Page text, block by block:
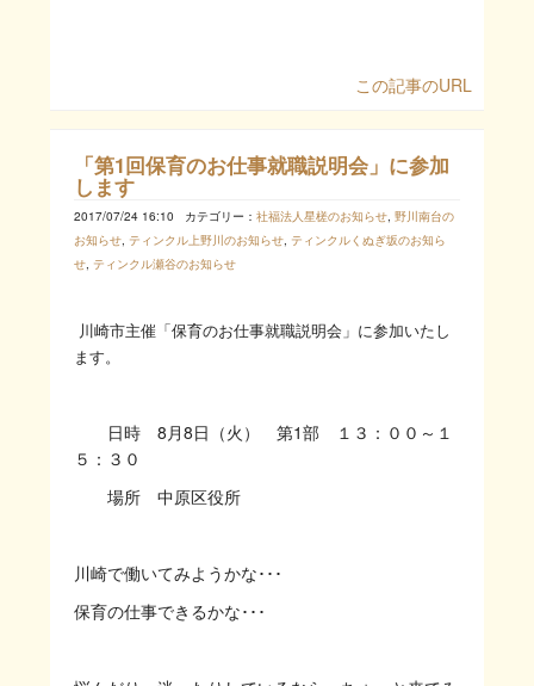
この記事のURL
「第1回保育のお仕事就職説明会」に参加
します
2017/07/24 16:10 カテゴリー： 社福法人星槎のお知らせ, 野川南台の
お知らせ, ティンクル上野川のお知らせ, ティンクルくぬぎ坂のお知ら
せ, ティンクル瀬谷のお知らせ
川崎市主催「保育のお仕事就職説明会」に参加いたし
ます。
日時 8月8日（火） 第1部 １３：００～１
５：３０
場所 中原区役所
川崎で働いてみようかな･･･
保育の仕事できるかな･･･